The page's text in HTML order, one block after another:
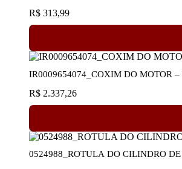
R$ 313,99
IR0009654074_COXIM DO MOTOR –
R$ 2.337,26
0524988_ROTULA DO CILINDRO